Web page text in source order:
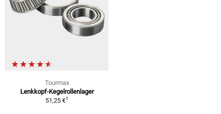
Tourmax
Lenkkopf-Kegelrollenlager
51,25 €1